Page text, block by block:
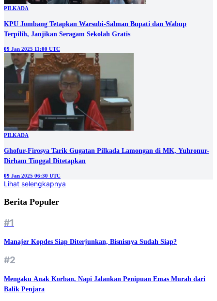
PILKADA
KPU Jombang Tetapkan Warsubi-Salman Bupati dan Wabup
Terpilih, Janjikan Seragam Sekolah Gratis
09 Jan 2025 11:00 UTC
PILKADA
Ghofur-Firosya Tarik Gugatan Pilkada Lamongan di MK, Yuhronur-
Dirham Tinggal Ditetapkan
09 Jan 2025 06:30 UTC
Lihat selengkapnya
Berita Populer
#1
Manajer Kopdes Siap Diterjunkan, Bisnisnya Sudah Siap?
#2
Mengaku Anak Korban, Napi Jalankan Penipuan Emas Murah dari
Balik Penjara